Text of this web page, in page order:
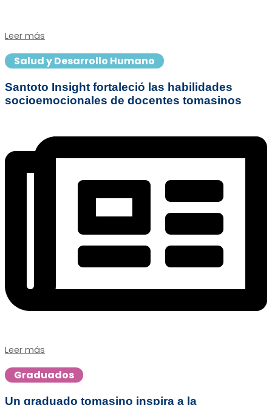
Leer más
Salud y Desarrollo Humano
Santoto Insight fortaleció las habilidades
socioemocionales de docentes tomasinos
Leer más
Graduados
Un graduado tomasino inspira a la